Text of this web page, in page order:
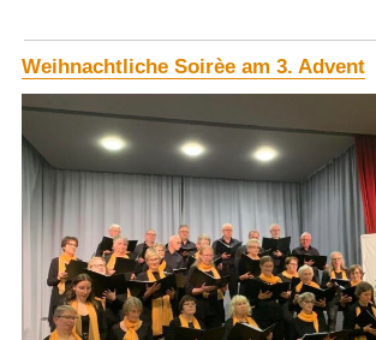
Weihnachtliche Soirèe am 3. Advent